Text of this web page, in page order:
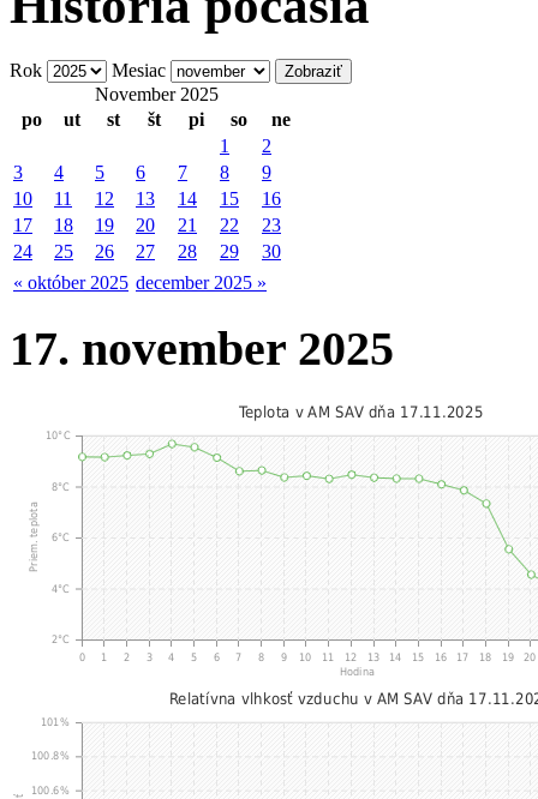
Rok
Mesiac
November 2025
po
ut st št pi so ne
« október 2025 december 2025 »
1
2
3
4 5 6 7 8
9
10
11 12 13 14 15
16
17
18 19 20 21 22
23
24
25 26 27 28 29 30
17. november 2025